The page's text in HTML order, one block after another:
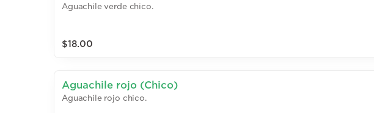
Aguachile verde chico.
$18.00
Aguachile rojo (Chico)
Aguachile rojo chico.